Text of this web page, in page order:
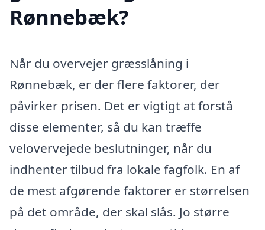
Rønnebæk?
Når du overvejer græsslåning i
Rønnebæk, er der flere faktorer, der
påvirker prisen. Det er vigtigt at forstå
disse elementer, så du kan træffe
velovervejede beslutninger, når du
indhenter tilbud fra lokale fagfolk. En af
de mest afgørende faktorer er størrelsen
på det område, der skal slås. Jo større